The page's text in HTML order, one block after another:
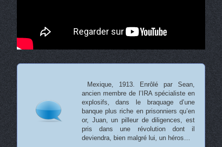
Mexique, 1913. Enrôlé par Sean,
ancien membre de l’IRA spécialiste en
explosifs, dans le braquage d’une
banque plus riche en prisonniers qu’en
or, Juan, un pilleur de diligences, est
pris dans une révolution dont il
deviendra, bien malgré lui, un héros…